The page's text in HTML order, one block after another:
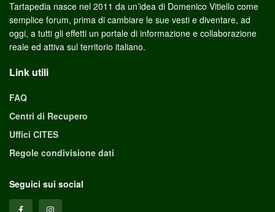
Tartapedia nasce nel 2011 da un’idea di Domenico Vitiello come
semplice forum, prima di cambiare le sue vesti e diventare, ad
oggi, a tutti gli effetti un portale di informazione e collaborazione
reale ed attiva sul territorio italiano.
Link utili
FAQ
Centri di Recupero
Uffici CITES
Regole condivisione dati
Seguici sui social